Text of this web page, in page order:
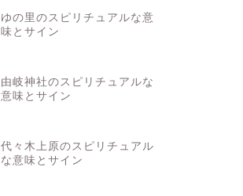
ゆの里のスピリチュアルな意
味とサイン
由岐神社のスピリチュアルな
意味とサイン
代々木上原のスピリチュアル
な意味とサイン